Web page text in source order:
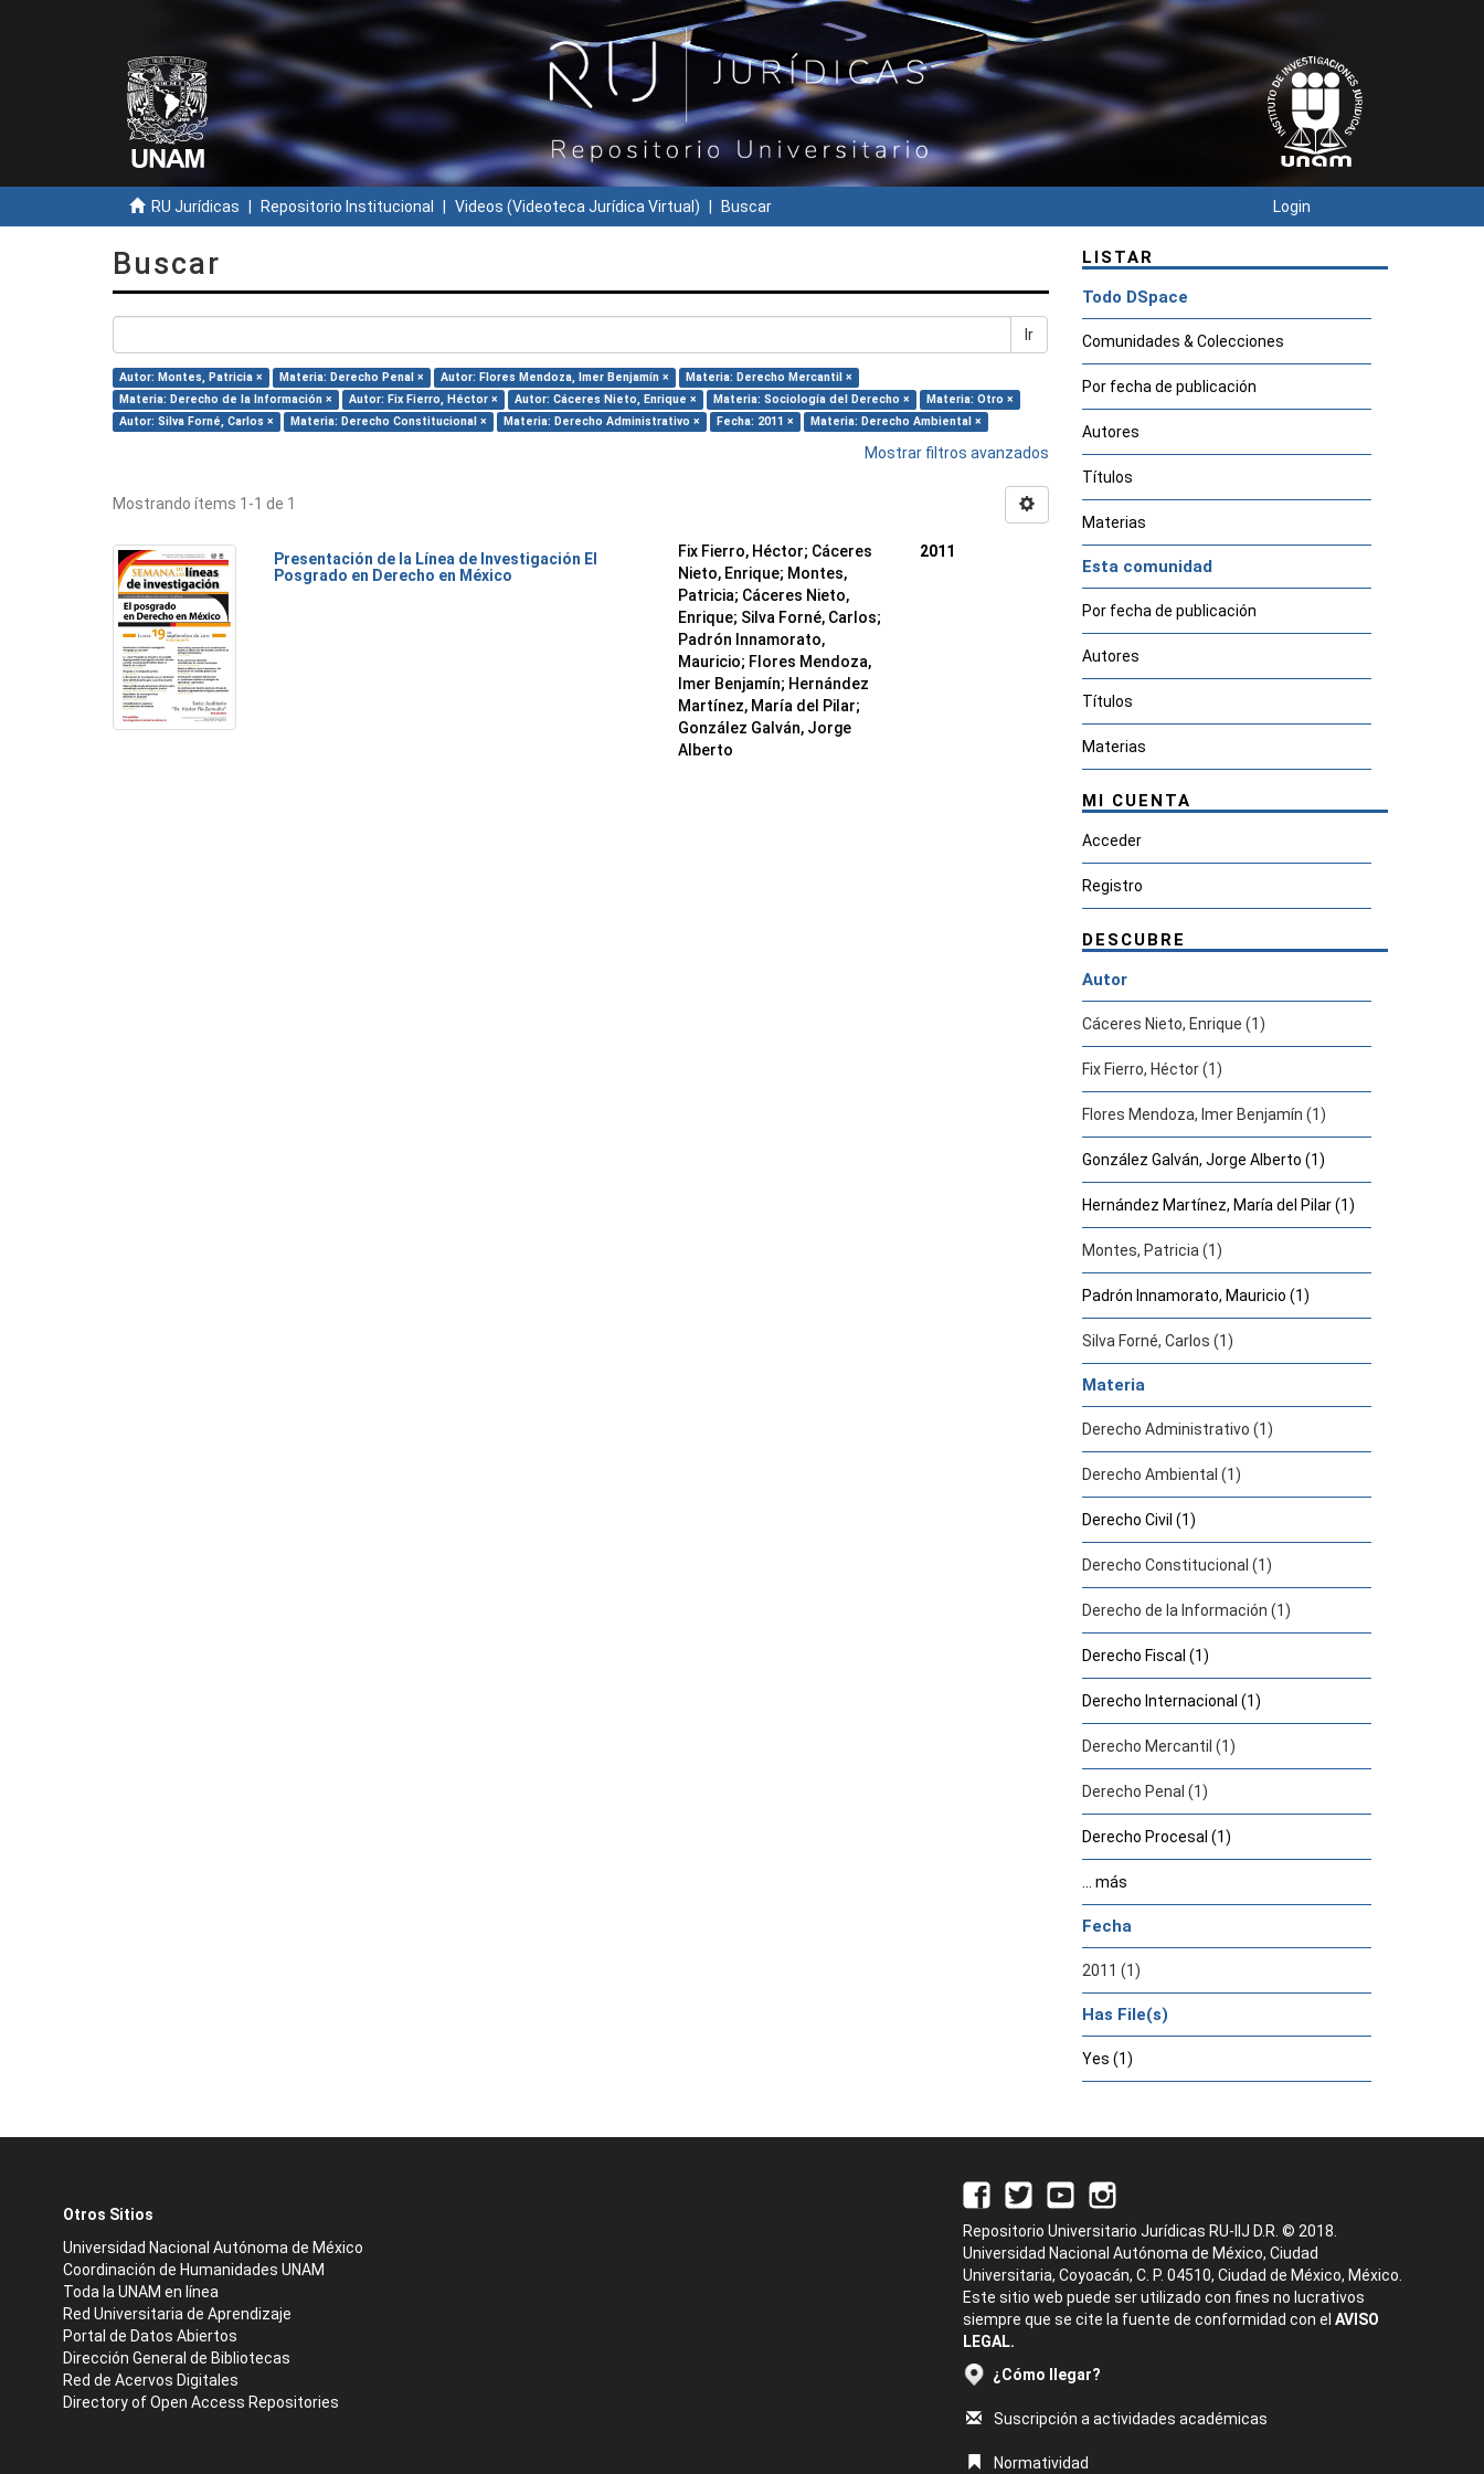
RU Jurídicas Repositorio Institucional Videos (Videoteca Jurídica Virtual) Buscar Login
Buscar
Ir
Autor: Montes, Patricia × Materia: Derecho Penal × Autor: Flores Mendoza, Imer Benjamín ×
Materia: Derecho Mercantil ×
Materia: Derecho de la Información ×
Autor: Fix Fierro, Héctor × Autor: Cáceres Nieto, Enrique × Materia: Sociología del Derecho ×
Materia: Otro ×
Autor: Silva Forné, Carlos ×
Materia: Derecho Constitucional × Materia: Derecho Administrativo × Fecha: 2011 × Materia: Derecho Ambiental ×
Mostrar filtros avanzados
Mostrando ítems 1-1 de 1
Presentación de la Línea de Investigación El
Posgrado en Derecho en México
Fix Fierro, Héctor; Cáceres
Nieto, Enrique; Montes,
Patricia; Cáceres Nieto,
Enrique; Silva Forné, Carlos;
Padrón Innamorato,
Mauricio; Flores Mendoza,
Imer Benjamín; Hernández
Martínez, María del Pilar;
González Galván, Jorge
Alberto
2011
LISTAR
Todo DSpace
Comunidades & Colecciones
Por fecha de publicación
Autores
Títulos
Materias
Esta comunidad
Por fecha de publicación
Autores
Títulos
Materias
MI CUENTA
Acceder
Registro
DESCUBRE
Autor
Cáceres Nieto, Enrique (1)
Fix Fierro, Héctor (1)
Flores Mendoza, Imer Benjamín (1)
González Galván, Jorge Alberto (1)
Hernández Martínez, María del Pilar (1)
Montes, Patricia (1)
Padrón Innamorato, Mauricio (1)
Silva Forné, Carlos (1)
Materia
Derecho Administrativo (1)
Derecho Ambiental (1)
Derecho Civil (1)
Derecho Constitucional (1)
Derecho de la Información (1)
Derecho Fiscal (1)
Derecho Internacional (1)
Derecho Mercantil (1)
Derecho Penal (1)
Derecho Procesal (1)
... más
Fecha
2011 (1)
Has File(s)
Yes (1)
Otros Sitios
Universidad Nacional Autónoma de México
Coordinación de Humanidades UNAM
Toda la UNAM en línea
Red Universitaria de Aprendizaje
Portal de Datos Abiertos
Dirección General de Bibliotecas
Red de Acervos Digitales
Directory of Open Access Repositories
Repositorio Universitario Jurídicas RU-IIJ D.R. © 2018.
Universidad Nacional Autónoma de México, Ciudad
Universitaria, Coyoacán, C. P. 04510, Ciudad de México, México.
Este sitio web puede ser utilizado con fines no lucrativos
siempre que se cite la fuente de conformidad con el AVISO
LEGAL.
¿Cómo llegar?
Suscripción a actividades académicas
Normatividad